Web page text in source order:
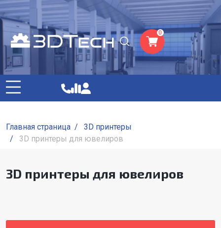
0
Главная страница /
3D принтеры
/
3D принтеры для ювелиров
3D принтеры для ювелиров